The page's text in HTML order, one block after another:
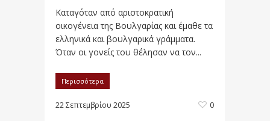
Καταγόταν από αριστοκρατική
οικογένεια της Βουλγαρίας και έμαθε τα
ελληνικά και βουλγαρικά γράμματα.
Όταν οι γονείς του θέλησαν να τον...
Περισσότερα
22 Σεπτεμβρίου 2025 0